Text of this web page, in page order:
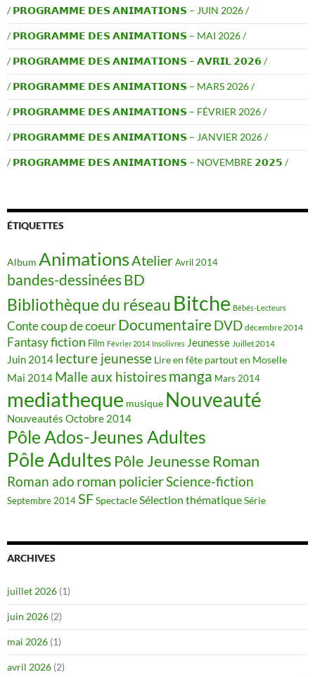
/ 𝗣𝗥𝗢𝗚𝗥𝗔𝗠𝗠𝗘 𝗗𝗘𝗦 𝗔𝗡𝗜𝗠𝗔𝗧𝗜𝗢𝗡𝗦 – JUIN 2026 /
/ 𝗣𝗥𝗢𝗚𝗥𝗔𝗠𝗠𝗘 𝗗𝗘𝗦 𝗔𝗡𝗜𝗠𝗔𝗧𝗜𝗢𝗡𝗦 – MAI 2026 /
/ 𝗣𝗥𝗢𝗚𝗥𝗔𝗠𝗠𝗘 𝗗𝗘𝗦 𝗔𝗡𝗜𝗠𝗔𝗧𝗜𝗢𝗡𝗦 – 𝗔𝗩𝗥𝗜𝗟 𝟮𝟬𝟮𝟲 /
/ 𝗣𝗥𝗢𝗚𝗥𝗔𝗠𝗠𝗘 𝗗𝗘𝗦 𝗔𝗡𝗜𝗠𝗔𝗧𝗜𝗢𝗡𝗦 – MARS 2026 /
/ 𝗣𝗥𝗢𝗚𝗥𝗔𝗠𝗠𝗘 𝗗𝗘𝗦 𝗔𝗡𝗜𝗠𝗔𝗧𝗜𝗢𝗡𝗦 – FÉVRIER 2026 /
/ 𝗣𝗥𝗢𝗚𝗥𝗔𝗠𝗠𝗘 𝗗𝗘𝗦 𝗔𝗡𝗜𝗠𝗔𝗧𝗜𝗢𝗡𝗦 – JANVIER 2026 /
/ 𝗣𝗥𝗢𝗚𝗥𝗔𝗠𝗠𝗘 𝗗𝗘𝗦 𝗔𝗡𝗜𝗠𝗔𝗧𝗜𝗢𝗡𝗦 – NOVEMBRE 𝟮𝟬𝟮𝟱 /
ÉTIQUETTES
Album AnimationsAtelierAvril 2014
bandes-dessinéesBD
Bibliothèque du réseau Bitche Bébés-Lecteurs
Contecoup de coeurDocumentaireDVD décembre 2014
Fantasyfiction Film Février 2014 Insolivres Jeunesse Juillet 2014
Juin 2014 lecture jeunesse Lire en fête partout en Moselle
Mai 2014 Malle aux histoiresmanga Mars 2014
mediatheque musique Nouveauté
Nouveautés Octobre 2014
Pôle Ados-Jeunes Adultes
Pôle Adultes Pôle Jeunesse Roman
Roman ado roman policierScience-fiction
Septembre 2014SFSpectacleSélection thématiqueSérie
ARCHIVES
juillet 2026 (1)
juin 2026 (2)
mai 2026 (1)
avril 2026 (2)